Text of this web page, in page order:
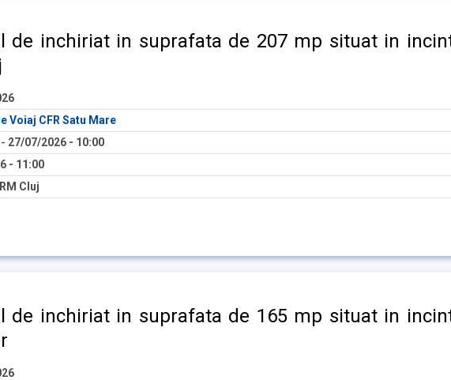
de inchiriat in suprafata de 207 mp situat in
Voiaj CFR Satu Mare
27/07/2026 - 10:00
- 11:00
Cluj
de inchiriat in suprafata de 165 mp situat in